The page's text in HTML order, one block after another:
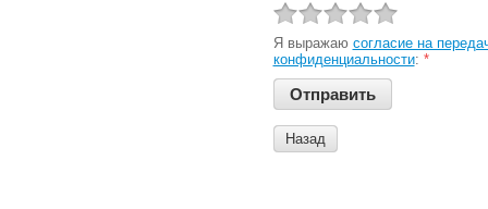
Я выражаю согласие на
конфиденциальности: *
Назад